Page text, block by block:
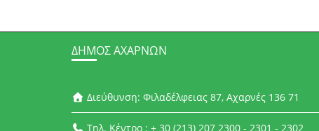
ΔΉΜΟΣ ΑΧΑΡΝΏΝ
Διεύθυνση: Φιλαδέλφειας 87, Αχαρνές 136 71
Τηλ. Κέντρο : + 30 (213) 207 2300 - 2301 - 2302